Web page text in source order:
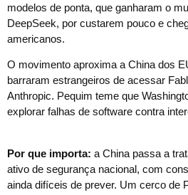
modelos de ponta, que ganharam o
DeepSeek, por custarem pouco e
americanos.
O movimento aproxima a China dos
barraram estrangeiros de acessar
Anthropic. Pequim teme que
explorar falhas de software contra
Por que importa: a China passa a
ativo de segurança nacional, com
ainda difíceis de prever. Um cerco de